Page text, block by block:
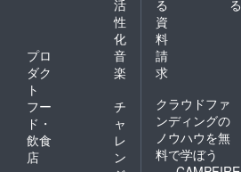
活
性
化
プロ
ダク
ト
音
楽
フー
ド・
飲食
店
チ
ャ
レ
ン
る
る
資
料
請
求
クラウドファ
ンディングの
ノウハウを無
料で学ぼう